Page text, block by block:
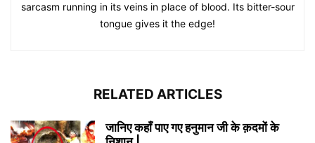
sarcasm running in its veins in place of blood. Its bitter-sour
tongue gives it the edge!
RELATED ARTICLES
जानिए कहाँ पाए गए हनुमान जी के क़दमों के